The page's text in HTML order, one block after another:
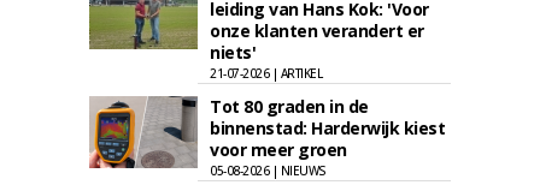
leiding van Hans Kok: 'Voor
onze klanten verandert er
niets'
21-07-2026 | ARTIKEL
Tot 80 graden in de
binnenstad: Harderwijk kiest
voor meer groen
05-08-2026 | NIEUWS